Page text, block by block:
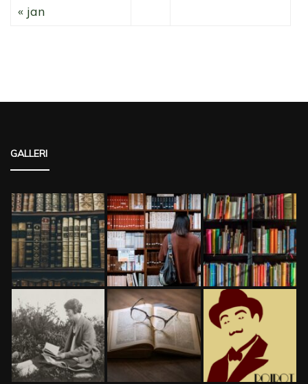
« jan
GALLERI